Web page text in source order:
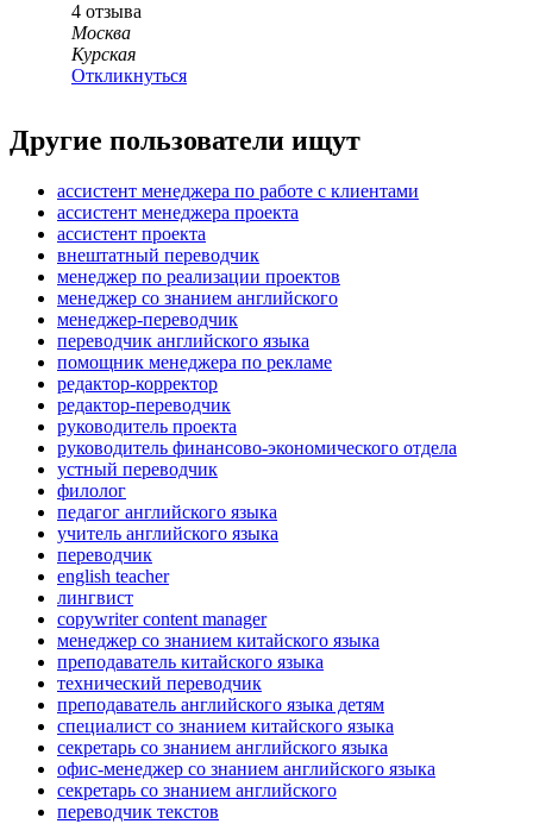
4 отзыва
Москва
Курская
Откликнуться
Другие пользователи ищут
ассистент менеджера по работе с клиентами
ассистент менеджера проекта
ассистент проекта
внештатный переводчик
менеджер по реализации проектов
менеджер со знанием английского
менеджер-переводчик
переводчик английского языка
помощник менеджера по рекламе
редактор-корректор
редактор-переводчик
руководитель проекта
руководитель финансово-экономического отдела
устный переводчик
филолог
педагог английского языка
учитель английского языка
переводчик
english teacher
лингвист
copywriter content manager
менеджер со знанием китайского языка
преподаватель китайского языка
технический переводчик
преподаватель английского языка детям
специалист со знанием китайского языка
секретарь со знанием английского языка
офис-менеджер со знанием английского языка
секретарь со знанием английского
переводчик текстов